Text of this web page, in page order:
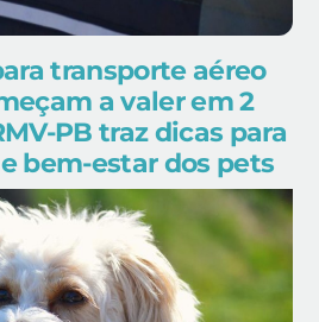
transporte aéreo
a valer em 2
PB traz dicas para
bem-estar dos pets